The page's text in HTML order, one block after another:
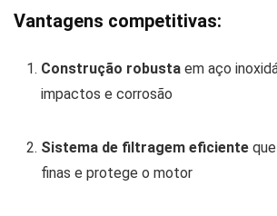
Vantagens competitivas:
Construção robusta em aço
impactos e corrosão
Sistema de filtragem eficiente
finas e protege o motor